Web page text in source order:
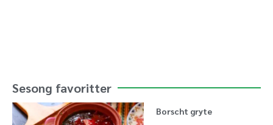
Sesong favoritter
Borscht gryte